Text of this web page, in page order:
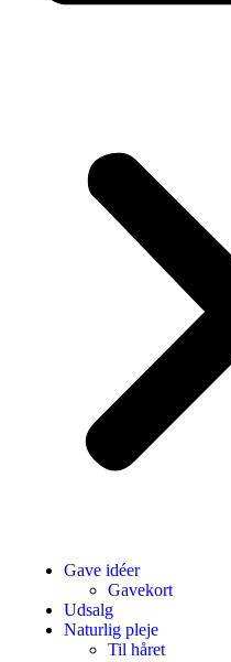
Gave idéer
Gavekort
Udsalg
Naturlig pleje
Til håret